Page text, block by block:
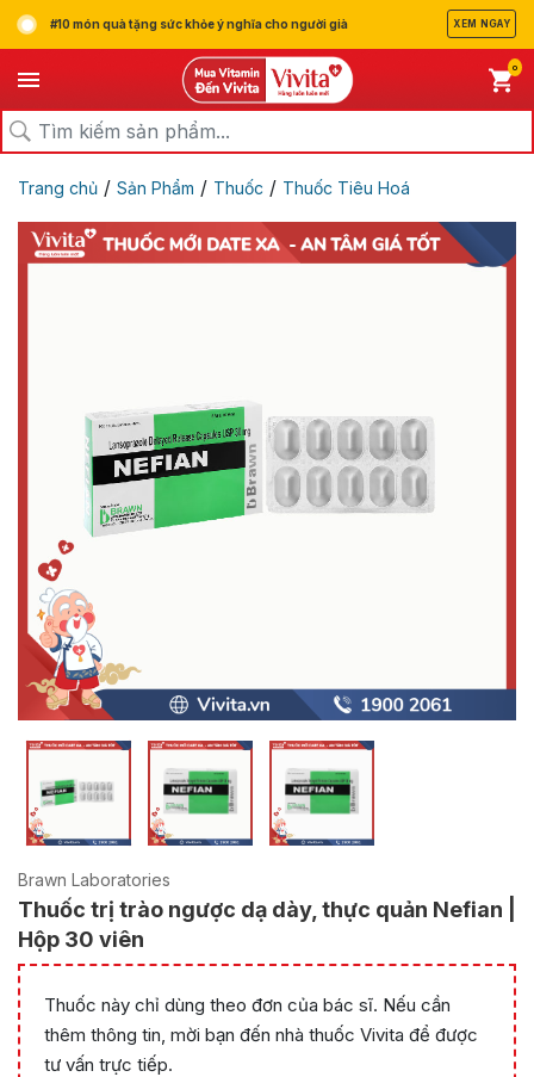
#10 món quà tặng sức khỏe ý nghĩa cho người già XEM NGAY
0
Trang chủ / Sản Phẩm / Thuốc / Thuốc Tiêu Hoá
Brawn Laboratories
Thuốc trị trào ngược dạ dày, thực quản Nefian |
Hộp 30 viên
Thuốc này chỉ dùng theo đơn của bác sĩ. Nếu cần
thêm thông tin, mời bạn đến nhà thuốc Vivita để được
tư vấn trực tiếp.